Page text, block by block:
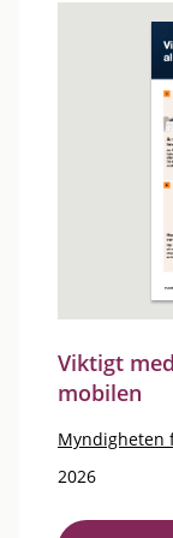
Viktigt
mobilen
Myndigheten
2026